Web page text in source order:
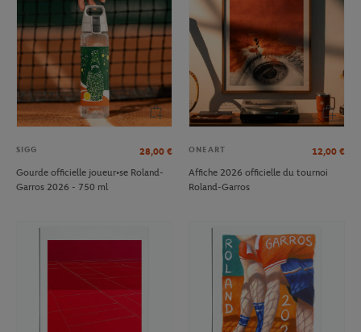
SIGG 28,00 €
Gourde officielle joueur•se Roland-
Garros 2026 - 750 ml
ONEART 12,00 €
Affiche 2026 officielle du tournoi
Roland-Garros